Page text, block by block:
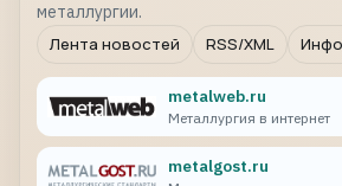
металлургии.
Лента новостей
RSS/XML
metalweb.ru
Металлургия в интернет
metalgost.ru